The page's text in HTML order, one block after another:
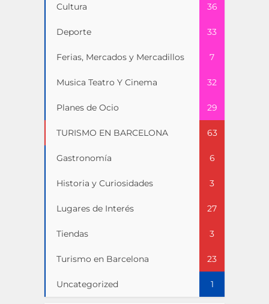
Cultura 36
Deporte 33
Ferias, Mercados y Mercadillos 7
Musica Teatro Y Cinema 32
Planes de Ocio 29
TURISMO EN BARCELONA 63
Gastronomía 6
Historia y Curiosidades 3
Lugares de Interés 27
Tiendas 3
Turismo en Barcelona 23
Uncategorized 1